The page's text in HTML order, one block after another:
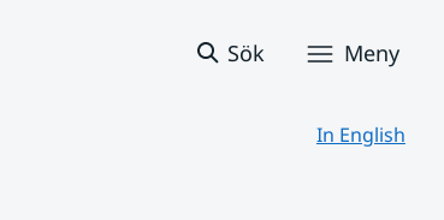
Sök Meny
In English